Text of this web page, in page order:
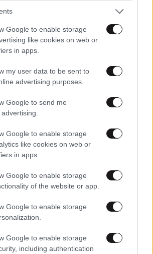
Google to enable storage
like cookies on web or
in apps.
my user data to be sent to
advertising purposes.
Google to send me
Google to enable storage
like cookies on web or
in apps.
Google to enable storage
of the website or app.
Google to enable storage
Google to enable storage
including authentication